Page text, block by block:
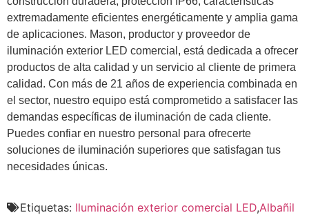
extremadamente eficientes energéticamente y amplia gama
de aplicaciones. Mason, productor y proveedor de
iluminación exterior LED comercial, está dedicada a ofrecer
productos de alta calidad y un servicio al cliente de primera
calidad. Con más de 21 años de experiencia combinada en
el sector, nuestro equipo está comprometido a satisfacer las
demandas específicas de iluminación de cada cliente.
Puedes confiar en nuestro personal para ofrecerte
soluciones de iluminación superiores que satisfagan tus
necesidades únicas.
Etiquetas: Iluminación exterior comercial LED,Albañil